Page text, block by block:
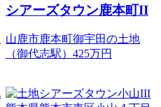
シアーズタウン鹿本町II
山鹿市鹿本町御宇田の土地
（御代志駅）425万円